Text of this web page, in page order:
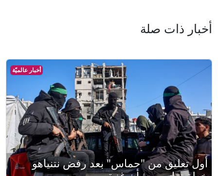
أخبار ذات صلة
أخبار عالميّة
أول تعليق من "حماس" بعد رفض نتنياهو